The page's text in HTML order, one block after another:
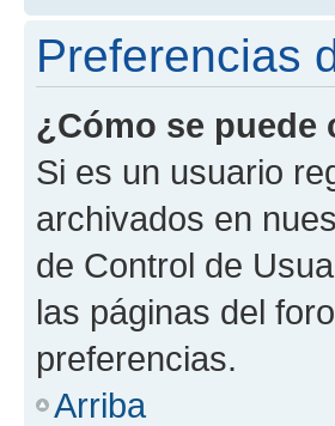
Preferencias
¿Cómo se
Si es un usuario
archivados en
de Control de
las páginas del
preferencias.
Arriba